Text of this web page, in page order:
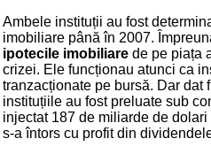
Ambele instituții au fost
imobiliare până în 2007.
ipotecile imobiliare de pe piața
crizei. Ele funcționau atunci ca
tranzacționate pe bursă. Dar dat
instituțiile au fost preluate sub
injectat 187 de miliarde de
s-a întors cu profit din